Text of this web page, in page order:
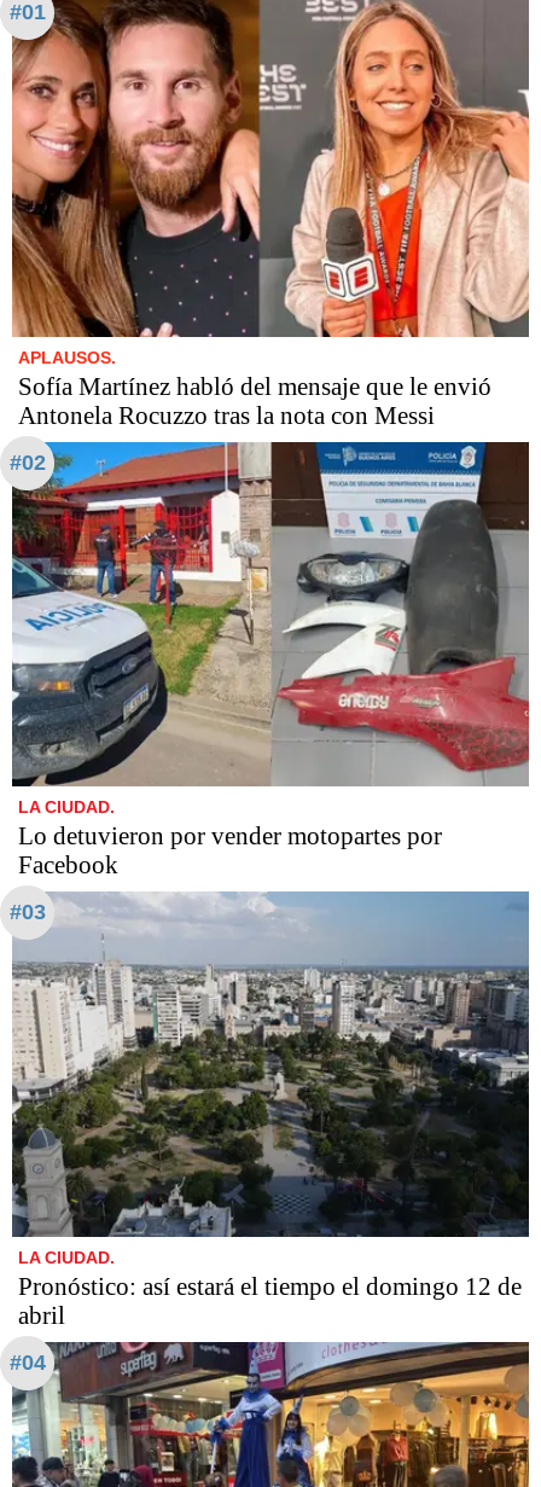
#01
APLAUSOS.
Sofía Martínez habló del mensaje que le envió
Antonela Rocuzzo tras la nota con Messi
#02
LA CIUDAD.
Lo detuvieron por vender motopartes por
Facebook
#03
LA CIUDAD.
Pronóstico: así estará el tiempo el domingo 12 de
abril
#04